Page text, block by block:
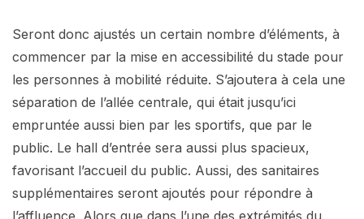
Seront donc ajustés un certain nombre d’éléments, à
commencer par la mise en accessibilité du stade pour
les personnes à mobilité réduite. S’ajoutera à cela une
séparation de l’allée centrale, qui était jusqu’ici
empruntée aussi bien par les sportifs, que par le
public. Le hall d’entrée sera aussi plus spacieux,
favorisant l’accueil du public. Aussi, des sanitaires
supplémentaires seront ajoutés pour répondre à
l’affluence. Alors que dans l’une des extrémités du